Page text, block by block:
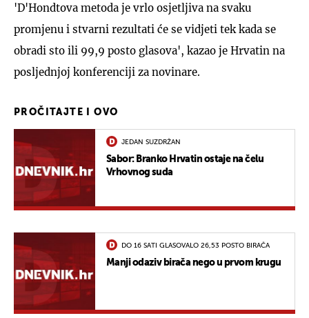
'D'Hondtova metoda je vrlo osjetljiva na svaku
promjenu i stvarni rezultati će se vidjeti tek kada se
obradi sto ili 99,9 posto glasova', kazao je Hrvatin na
posljednjoj konferenciji za novinare.
PROČITAJTE I OVO
JEDAN SUZDRŽAN
Sabor: Branko Hrvatin ostaje na čelu
Vrhovnog suda
DO 16 SATI GLASOVALO 26,53 POSTO BIRAČA
Manji odaziv birača nego u prvom krugu